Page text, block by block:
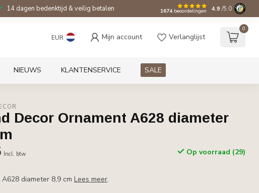
14 dagen bedenktijd & veilig betalen 1674beoordelingen 4.9 /5.0
EUR Mijn account Verlanglijst
0
NIEUWS KLANTENSERVICE SALE
Decor Ornament A628 diameter
Incl. btw Op voorraad (29)
A628 diameter 8,9 cmLees meer.